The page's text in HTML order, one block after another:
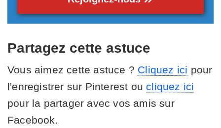
Partagez cette astuce
Vous aimez cette astuce ? Cliquez ici pour
l'enregistrer sur Pinterest ou cliquez ici
pour la partager avec vos amis sur
Facebook.